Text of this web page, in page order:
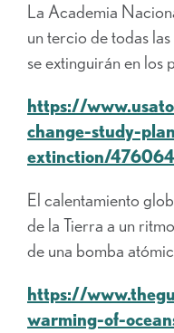
La Academia
un tercio de todas
se extinguirán en los
https://
change-study-
extinction/
El calentamiento
de la Tierra a un
de una bomba
https://
warming-of-